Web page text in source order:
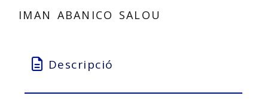
IMAN ABANICO SALOU
Descripció